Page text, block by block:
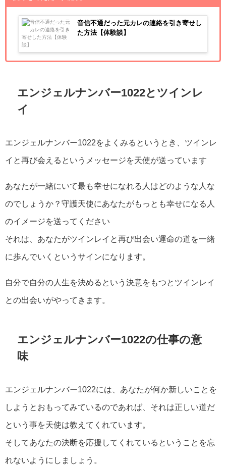
音信不通だった元カレの連絡を引き寄せし
た方法【体験談】
エンジェルナンバー1022とツインレ
イ
エンジェルナンバー1022をよくみるというとき、ツインレ
イと再び会えるというメッセージを天使が送っています
あなたが一緒にいて最も幸せになれる人はどのような人な
のでしょうか？守護天使にあなたがもっとも幸せになる人
のイメージを送ってください
それは、あなたがツインレイと再び出会い運命の道を一緒
に歩んでいくというサインになります。
自分で自分の人生を決めるという決意をもつとツインレイ
との出会いがやってきます。
エンジェルナンバー1022の仕事の意
味
エンジェルナンバー1022には、あなたが何か新しいことを
しようとおもってみているのであれば、それは正しい道だ
という事を天使は教えてくれています。
そしてあなたの決断を応援してくれているということを忘
れないようにしましょう。